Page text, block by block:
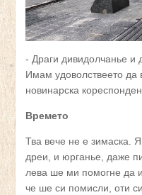
- Драги дивидолчанье и
Имам удоволствеето да
новинарска
Времето
Тва вече не е зимаска.
дреи, и юрганье, даже
лева ше ми помогне да
че ше си помисли, оти